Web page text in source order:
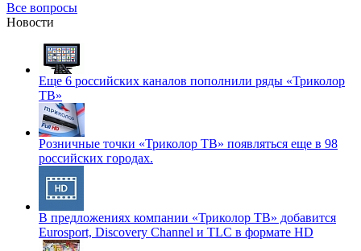
Все вопросы
Новости
Еще 6 российских каналов пополнили ряды «Триколор
ТВ»
Розничные точки «Триколор ТВ» появляться еще в 98
российских городах.
В предложениях компании «Триколор ТВ» добавится
Eurosport, Discovery Channel и TLC в формате HD